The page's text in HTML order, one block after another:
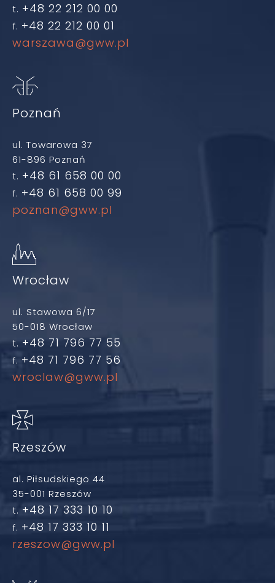
t. +48 22 212 00 00
f. +48 22 212 00 01
warszawa@gww.pl
Poznań
ul. Towarowa 37
61-896 Poznań
t. +48 61 658 00 00
f. +48 61 658 00 99
poznan@gww.pl
Wrocław
ul. Stawowa 6/17
50-018 Wrocław
t. +48 71 796 77 55
f. +48 71 796 77 56
wroclaw@gww.pl
Rzeszów
al. Piłsudskiego 44
35-001 Rzeszów
t. +48 17 333 10 10
f. +48 17 333 10 11
rzeszow@gww.pl